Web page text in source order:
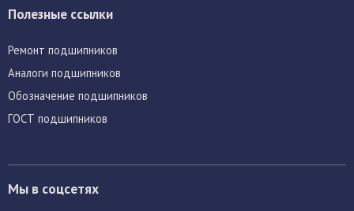
Полезные ссылки
Ремонт подшипников
Аналоги подшипников
Обозначение подшипников
ГОСТ подшипников
Мы в соцсетях